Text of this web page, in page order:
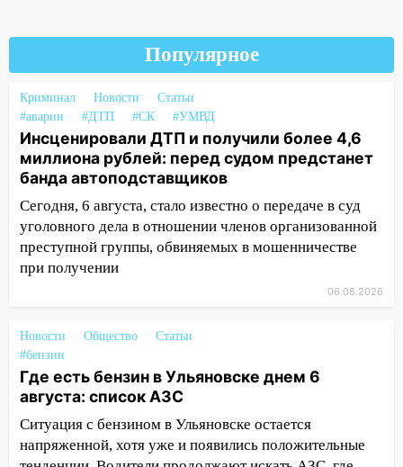
«УльяновскФармации» за махинации на
3,2 млн рублей
16:09
Ветераны легкой атлетики из
Ульяновска успешно выступили на
Чемпионате России
16:02 В Ульяновской области убрали
зернобобовых культур
15:51 Бросила кирпич в жену брата: в
Ульяновской области завели дело на
курьера: крупная авария в Ульяновске
15:15 Проводил до квартиры и ограбил:
новый кавалер женщины оказался
рецидивистом
14:26 В Ульяновске ограничат движение
Популярное
Криминал Новости
Статьи
#аварии
#ДТП #СК #УМВД
Инсценировали ДТП и получили более 4,6
миллиона рублей: перед судом предстанет
банда автоподставщиков
Сегодня, 6 августа, стало известно о передаче в суд
уголовного дела в отношении членов организованной
преступной группы, обвиняемых в мошенничестве
при получении
06.08.2026
Новости Общество
Статьи
#бензин
Где есть бензин в Ульяновске днем 6
августа: список АЗС
Ситуация с бензином в Ульяновске остается
напряженной, хотя уже и появились положительные